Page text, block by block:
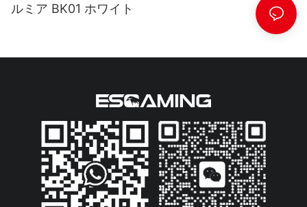
ルミア BK01 ホワイト